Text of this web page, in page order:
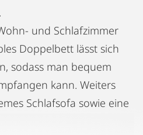
und Schlafzimmer
Doppelbett lässt sich
sodass man bequem
kann. Weiters
Schlafsofa sowie eine